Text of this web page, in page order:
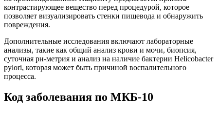
контрастирующее вещество перед процедурой, которое
позволяет визуализировать стенки пищевода и обнаружить
повреждения.
Дополнительные исследования включают лабораторные
анализы, такие как общий анализ крови и мочи, биопсия,
суточная рн-метрия и анализ на наличие бактерии Helicobacter
pylori, которая может быть причиной воспалительного
процесса.
Код заболевания по МКБ-10